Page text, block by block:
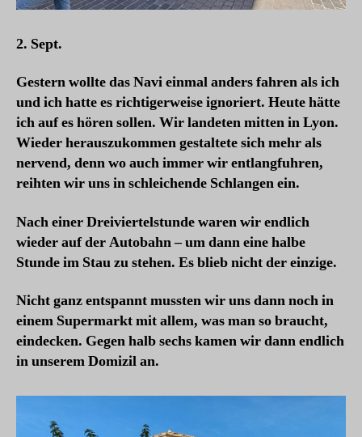
2. Sept.
Gestern wollte das Navi einmal anders fahren als ich
und ich hatte es richtigerweise ignoriert. Heute hätte
ich auf es hören sollen. Wir landeten mitten in Lyon.
Wieder herauszukommen gestaltete sich mehr als
nervend, denn wo auch immer wir entlangfuhren,
reihten wir uns in schleichende Schlangen ein.
Nach einer Dreiviertelstunde waren wir endlich
wieder auf der Autobahn – um dann eine halbe
Stunde im Stau zu stehen. Es blieb nicht der einzige.
Nicht ganz entspannt mussten wir uns dann noch in
einem Supermarkt mit allem, was man so braucht,
eindecken. Gegen halb sechs kamen wir dann endlich
in unserem Domizil an.